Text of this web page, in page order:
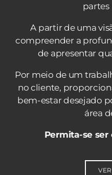
partes
A partir de uma
compreender a
de apresentar
Por meio de um
no cliente,
bem-estar desejado
área
Permita-se